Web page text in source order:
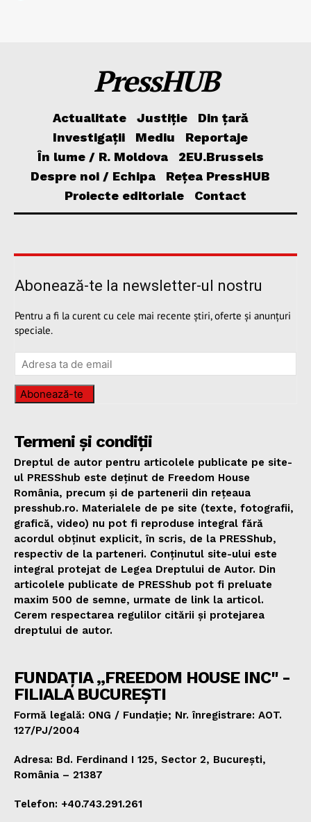
PressHUB
Actualitate Justiție
Din țară
Investigații
Mediu
Reportaje
În lume / R. Moldova
2EU.Brussels
Despre noi / Echipa
Rețea PressHUB
Proiecte editoriale
Contact
Abonează-te la newsletter-ul nostru
Pentru a fi la curent cu cele mai recente știri, oferte și anunțuri
speciale.
Abonează-te
Termeni și condiții
Dreptul de autor pentru articolele publicate pe site-
ul PRESShub este deținut de Freedom House
România, precum și de partenerii din rețeaua
presshub.ro. Materialele de pe site (texte, fotografii,
grafică, video) nu pot fi reproduse integral fără
acordul obținut explicit, în scris, de la PRESShub,
respectiv de la parteneri. Conținutul site-ului este
integral protejat de Legea Dreptului de Autor. Din
articolele publicate de PRESShub pot fi preluate
maxim 500 de semne, urmate de link la articol.
Cerem respectarea regulilor citării și protejarea
dreptului de autor.
FUNDAȚIA „FREEDOM HOUSE INC" -
FILIALA BUCUREȘTI
Formă legală: ONG / Fundație; Nr. înregistrare: AOT.
127/PJ/2004
Adresa: Bd. Ferdinand I 125, Sector 2, București,
România – 21387
Telefon: +40.743.291.261